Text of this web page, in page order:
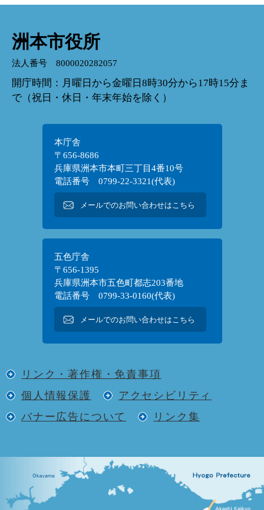
洲本市役所
法人番号 8000020282057
開庁時間：月曜日から金曜日8時30分から17時15分ま
で（祝日・休日・年末年始を除く）
本庁舎
〒656-8686
兵庫県洲本市本町三丁目4番10号
電話番号 0799-22-3321(代表)
メールでのお問い合わせはこちら
五色庁舎
〒656-1395
兵庫県洲本市五色町都志203番地
電話番号 0799-33-0160(代表)
メールでのお問い合わせはこちら
リンク・著作権・免責事項
個人情報保護
アクセシビリティ
バナー広告について
リンク集